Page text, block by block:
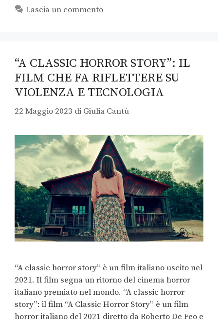
Lascia un commento
“A CLASSIC HORROR STORY”: IL
FILM CHE FA RIFLETTERE SU
VIOLENZA E TECNOLOGIA
22 Maggio 2023 di Giulia Cantù
“A classic horror story” è un film italiano uscito nel
2021. Il film segna un ritorno del cinema horror
italiano premiato nel mondo. “A classic horror
story”: il film “A Classic Horror Story” è un film
horror italiano del 2021 diretto da Roberto De Feo e